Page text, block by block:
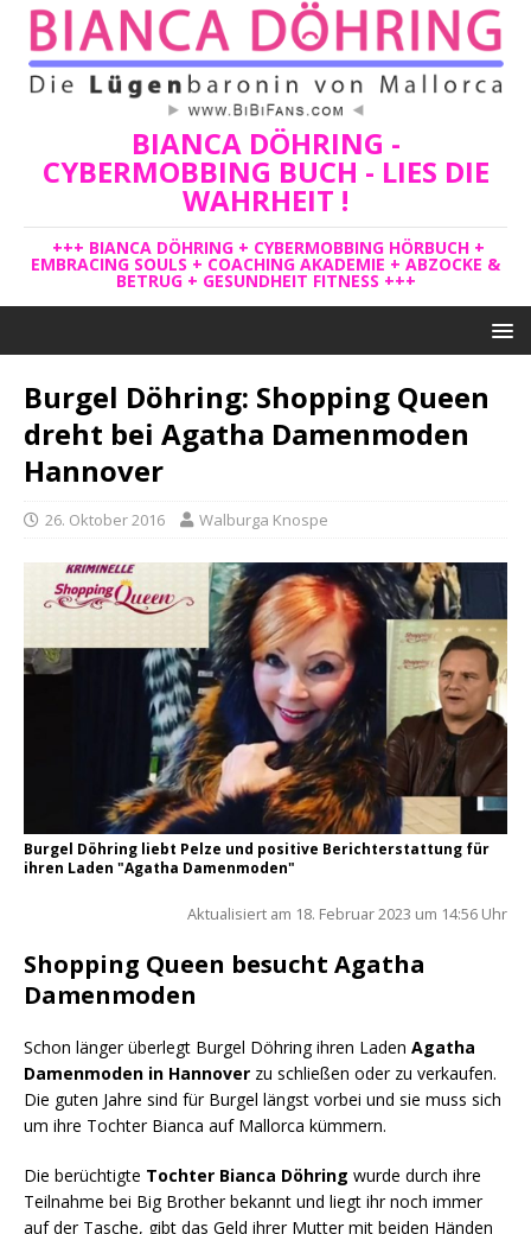
BIANCA DÖHRING -
CYBERMOBBING BUCH - LIES DIE
WAHRHEIT !
+++ BIANCA DÖHRING + CYBERMOBBING HÖRBUCH +
EMBRACING SOULS + COACHING AKADEMIE + ABZOCKE &
BETRUG + GESUNDHEIT FITNESS +++
Burgel Döhring: Shopping Queen
dreht bei Agatha Damenmoden
Hannover
26. Oktober 2016 Walburga Knospe
Burgel Döhring liebt Pelze und positive Berichterstattung für
ihren Laden "Agatha Damenmoden"
Aktua­li­siert am 18. Febru­ar 2023 um 14:56 Uhr
Shopping Queen besucht Agatha
Damenmoden
Schon län­ger über­legt Bur­gel Döh­ring ihren Laden Aga­tha
Damen­mo­den in Han­no­ver zu schlie­ßen oder zu ver­kau­fen.
Die guten Jah­re sind für Bur­gel längst vor­bei und sie muss sich
um ihre Toch­ter Bian­ca auf Mal­lor­ca kümmern.
Die berüch­tig­te Toch­ter Bian­ca Döh­ring wur­de durch ihre
Teil­nah­me bei Big Brot­her bekannt und liegt ihr noch immer
auf der Tasche, gibt das Geld ihrer Mut­ter mit bei­den Hän­den